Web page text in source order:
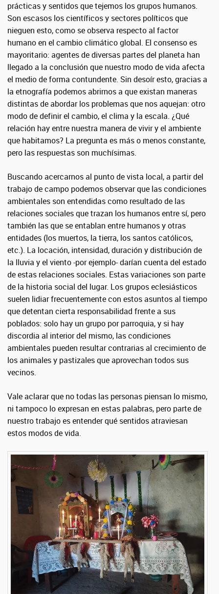
prácticas y sentidos que tejemos los grupos humanos.
Son escasos los científicos y sectores políticos que
nieguen esto, como se observa respecto al factor
humano en el cambio climático global. El consenso es
mayoritario: agentes de diversas partes del planeta han
llegado a la conclusión que nuestro modo de vida afecta
el medio de forma contundente. Sin desoír esto, gracias a
la etnografía podemos abrirnos a que existan maneras
distintas de abordar los problemas que nos aquejan: otro
modo de definir el cambio, el clima y la escala. ¿Qué
relación hay entre nuestra manera de vivir y el ambiente
que habitamos? La pregunta es más o menos constante,
pero las respuestas son muchísimas.
Buscando acercarnos al punto de vista local, a partir del
trabajo de campo podemos observar que las condiciones
ambientales son entendidas como resultado de las
relaciones sociales que trazan los humanos entre sí, pero
también las que se entablan entre humanos y otras
entidades (los muertos, la tierra, los santos católicos,
etc.). La locación, intensidad, duración y distribución de
la lluvia y el viento -por ejemplo- darían cuenta del estado
de estas relaciones sociales. Estas variaciones son parte
de la historia social del lugar. Los grupos eclesiásticos
suelen lidiar frecuentemente con estos asuntos al tiempo
que detentan cierta responsabilidad frente a sus
poblados: solo hay un grupo por parroquia, y si hay
discordia al interior del mismo, las condiciones
ambientales pueden resultar contrarias al crecimiento de
los animales y pastizales que aprovechan todos sus
vecinos.
Vale aclarar que no todas las personas piensan lo mismo,
ni tampoco lo expresan en estas palabras, pero parte de
nuestro trabajo es entender qué sentidos atraviesan
estos modos de vida.